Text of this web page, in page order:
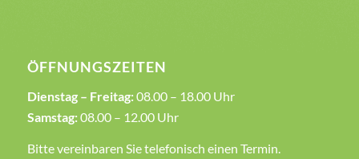
ÖFFNUNGSZEITEN
Dienstag – Freitag:08.00 – 18.00 Uhr
Samstag:08.00 – 12.00 Uhr
Bitte vereinbaren Sie telefonisch einen Termin.